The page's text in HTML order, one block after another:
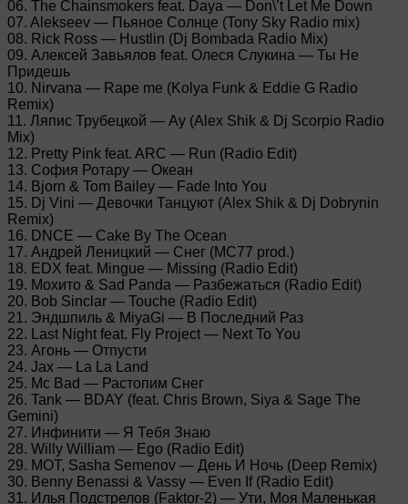
06. The Chainsmokers feat. Daya — Don\’t Let Me Down
07. Alekseev — Пьяное Солнце (Tony Sky Radio mix)
08. Rick Ross — Hustlin (Dj Bombada Radio Mix)
09. Алексей Завьялов feat. Олеся Слукина — Ты Не
Придешь
10. Nirvana — Rape me (Kolya Funk & Eddie G Radio
Remix)
11. Ляпис Трубецкой — Ау (Alex Shik & Dj Scorpio Radio
Mix)
12. Pretty Pink feat. ARC — Run (Radio Edit)
13. София Ротару — Океан
14. Bjorn & Tom Bailey — Fade Into You
15. Dj Vini — Девочки Танцуют (Alex Shik & Dj Dobrynin
Remix)
16. DNCE — Cake By The Ocean
17. Андрей Леницкий — Снег (MC77 prod.)
18. EDX feat. Mingue — Missing (Radio Edit)
19. Мохито & Sad Panda — Разбежаться (Radio Edit)
20. Bob Sinclar — Touche (Radio Edit)
21. Эндшпиль & MiyaGi — В Последний Раз
22. Last Night feat. Fly Project — Next To You
23. Агонь — Отпусти
24. Jax — La La Land
25. Mc Bad — Растопим Снег
26. Tank — BDAY (feat. Chris Brown, Siya & Sage The
Gemini)
27. Инфинити — Я Тебя Знаю
28. Willy William — Ego (Radio Edit)
29. MOT, Sasha Semenov — День И Ночь (Deep Remix)
30. Benny Benassi & Vassy — Even If (Radio Edit)
31. Илья Подстрелов (Faktor-2) — Ути, Моя Маленькая